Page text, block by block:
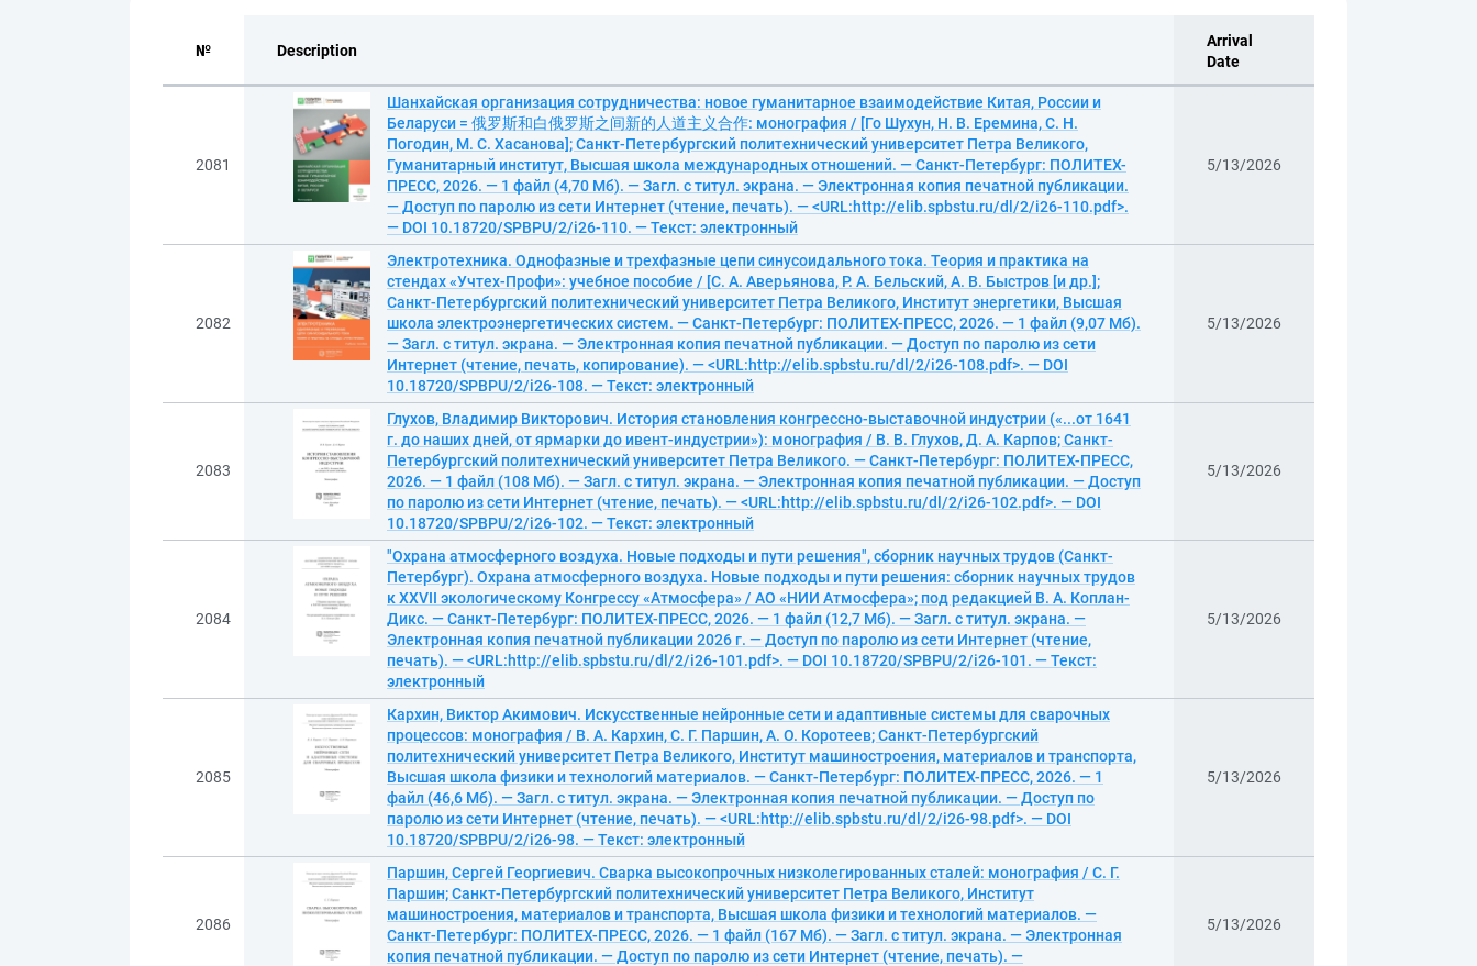
№ Description
Arrival
Date
2081
Шанхайская организация сотрудничества: новое гуманитарное взаимодействие Китая, России и
Беларуси = 俄罗斯和白俄罗斯之间新的人道主义合作: монография / [Го Шухун, Н. В. Еремина, С. Н.
Погодин, М. С. Хасанова]; Санкт-Петербургский политехнический университет Петра Великого,
Гуманитарный институт, Высшая школа международных отношений. — Санкт-Петербург: ПОЛИТЕХ-
ПРЕСС, 2026. — 1 файл (4,70 Мб). — Загл. с титул. экрана. — Электронная копия печатной публикации.
— Доступ по паролю из сети Интернет (чтение, печать). — <URL:http://elib.spbstu.ru/dl/2/i26-110.pdf>.
— DOI 10.18720/SPBPU/2/i26-110. — Текст: электронный
5/13/2026
2082
Электротехника. Однофазные и трехфазные цепи синусоидального тока. Теория и практика на
стендах «Учтех-Профи»: учебное пособие / [С. А. Аверьянова, Р. А. Бельский, А. В. Быстров [и др.];
Санкт-Петербургский политехнический университет Петра Великого, Институт энергетики, Высшая
школа электроэнергетических систем. — Санкт-Петербург: ПОЛИТЕХ-ПРЕСС, 2026. — 1 файл (9,07 Мб).
— Загл. с титул. экрана. — Электронная копия печатной публикации. — Доступ по паролю из сети
Интернет (чтение, печать, копирование). — <URL:http://elib.spbstu.ru/dl/2/i26-108.pdf>. — DOI
10.18720/SPBPU/2/i26-108. — Текст: электронный
5/13/2026
2083
Глухов, Владимир Викторович. История становления конгрессно-выставочной индустрии («...от 1641
г. до наших дней, от ярмарки до ивент-индустрии»): монография / В. В. Глухов, Д. А. Карпов; Санкт-
Петербургский политехнический университет Петра Великого. — Санкт-Петербург: ПОЛИТЕХ-ПРЕСС,
2026. — 1 файл (108 Мб). — Загл. с титул. экрана. — Электронная копия печатной публикации. — Доступ
по паролю из сети Интернет (чтение, печать). — <URL:http://elib.spbstu.ru/dl/2/i26-102.pdf>. — DOI
10.18720/SPBPU/2/i26-102. — Текст: электронный
5/13/2026
2084
"Охрана атмосферного воздуха. Новые подходы и пути решения", сборник научных трудов (Санкт-
Петербург). Охрана атмосферного воздуха. Новые подходы и пути решения: сборник научных трудов
к XXVII экологическому Конгрессу «Атмосфера» / АО «НИИ Атмосфера»; под редакцией В. А. Коплан-
Дикс. — Санкт-Петербург: ПОЛИТЕХ-ПРЕСС, 2026. — 1 файл (12,7 Мб). — Загл. с титул. экрана. —
Электронная копия печатной публикации 2026 г. — Доступ по паролю из сети Интернет (чтение,
печать). — <URL:http://elib.spbstu.ru/dl/2/i26-101.pdf>. — DOI 10.18720/SPBPU/2/i26-101. — Текст:
электронный
5/13/2026
2085
Кархин, Виктор Акимович. Искусственные нейронные сети и адаптивные системы для сварочных
процессов: монография / В. А. Кархин, С. Г. Паршин, А. О. Коротеев; Санкт-Петербургский
политехнический университет Петра Великого, Институт машиностроения, материалов и транспорта,
Высшая школа физики и технологий материалов. — Санкт-Петербург: ПОЛИТЕХ-ПРЕСС, 2026. — 1
файл (46,6 Мб). — Загл. с титул. экрана. — Электронная копия печатной публикации. — Доступ по
паролю из сети Интернет (чтение, печать). — <URL:http://elib.spbstu.ru/dl/2/i26-98.pdf>. — DOI
10.18720/SPBPU/2/i26-98. — Текст: электронный
5/13/2026
2086
Паршин, Сергей Георгиевич. Сварка высокопрочных низколегированных сталей: монография / С. Г.
Паршин; Санкт-Петербургский политехнический университет Петра Великого, Институт
машиностроения, материалов и транспорта, Высшая школа физики и технологий материалов. —
Санкт-Петербург: ПОЛИТЕХ-ПРЕСС, 2026. — 1 файл (167 Мб). — Загл. с титул. экрана. — Электронная
копия печатной публикации. — Доступ по паролю из сети Интернет (чтение, печать). —
5/13/2026